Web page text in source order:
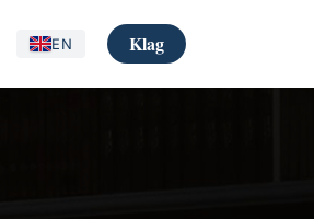
EN Klag